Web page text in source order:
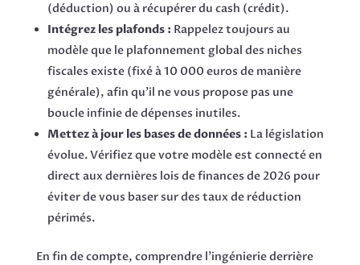
(déduction) ou à récupérer du cash (crédit).
Intégrez les plafonds : Rappelez toujours au
modèle que le plafonnement global des niches
fiscales existe (fixé à 10 000 euros de manière
générale), afin qu'il ne vous propose pas une
boucle infinie de dépenses inutiles.
Mettez à jour les bases de données : La législation
évolue. Vérifiez que votre modèle est connecté en
direct aux dernières lois de finances de 2026 pour
éviter de vous baser sur des taux de réduction
périmés.
En fin de compte, comprendre l'ingénierie derrière